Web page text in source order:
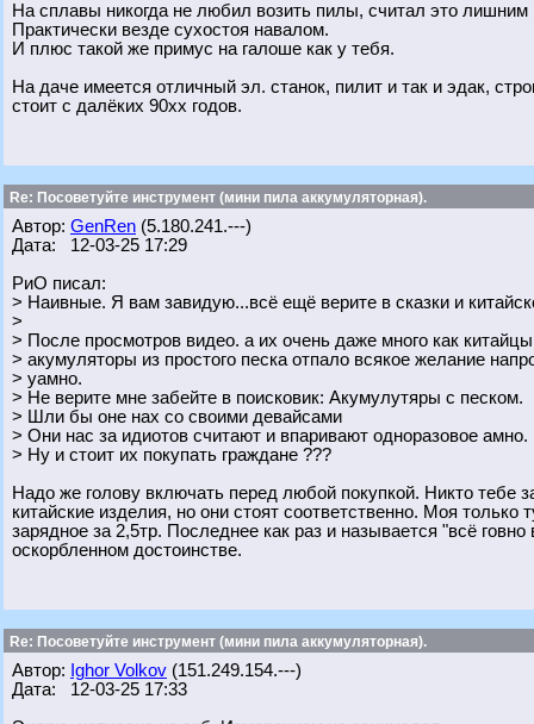
На сплавы никогда не любил возить пилы, считал это
Практически везде сухостоя навалом.
И плюс такой же примус на галоше как у тебя.
На даче имеется отличный эл. станок, пилит и так и эдак,
стоит с далёких 90хх годов.
Re: Посоветуйте инструмент (мини пила аккумуляторная).
Автор: GenRen (5.180.241.---)
Дата: 12-03-25 17:29
РиО писал:
> Наивные. Я вам завидую...всё ещё верите в сказки и
>
> После просмотров видео. а их очень даже много как
> акумуляторы из простого песка отпало всякое желание
> уамно.
> Не верите мне забейте в поисковик: Акумулутяры с песком.
> Шли бы оне нах со своими девайсами
> Они нас за идиотов считают и впаривают одноразовое амно.
> Ну и стоит их покупать граждане ???
Надо же голову включать перед любой покупкой. Никто тебе
китайские изделия, но они стоят соответственно. Моя
зарядное за 2,5тр. Последнее как раз и называется "всё
оскорбленном достоинстве.
Re: Посоветуйте инструмент (мини пила аккумуляторная).
Автор: Ighor Volkov (151.249.154.---)
Дата: 12-03-25 17:33